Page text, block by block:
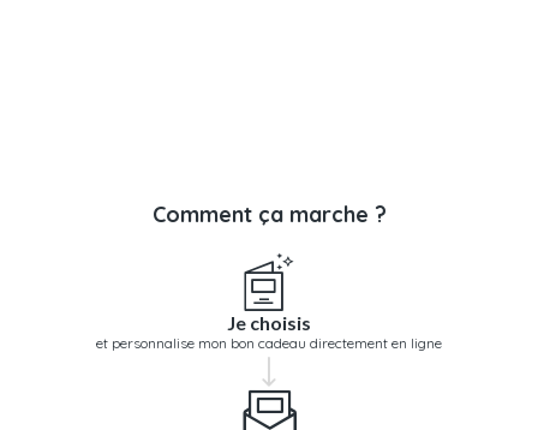
Comment ça marche ?
Je choisis
et personnalise mon bon cadeau directement en ligne